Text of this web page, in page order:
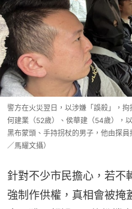
警方在火災翌日，以涉嫌「誤殺」，
何建業（52歲）、侯華建（54歲），
黑布蒙頭、手持拐杖的男子，他由探
／馬耀文攝）
針對不少市民擔心，若不
強制作供權，真相會被掩